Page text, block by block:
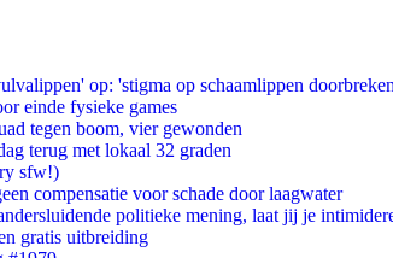
op: 'stigma op schaamlippen
einde fysieke games
tegen boom, vier gewonden
terug met lokaal 32 graden
sfw!)
compensatie voor schade door laagwater
politieke mening, laat jij je
gratis uitbreiding